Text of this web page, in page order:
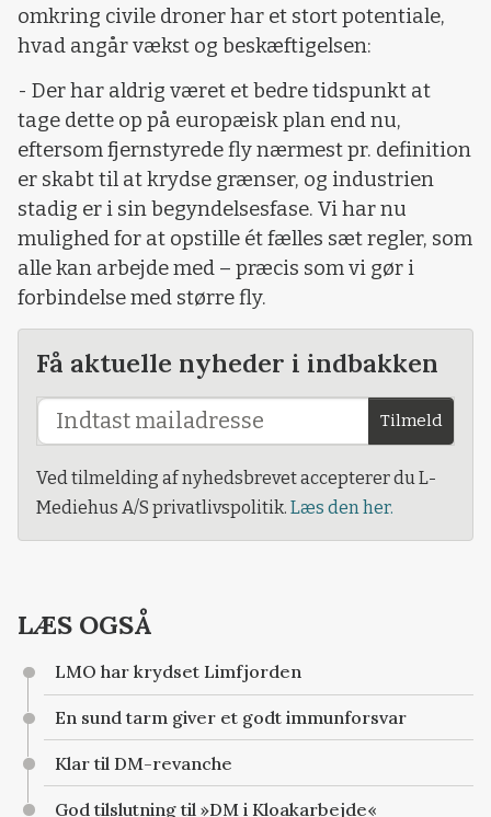
omkring civile droner har et stort potentiale,
hvad angår vækst og beskæftigelsen:
- Der har aldrig været et bedre tidspunkt at
tage dette op på europæisk plan end nu,
eftersom fjernstyrede fly nærmest pr. definition
er skabt til at krydse grænser, og industrien
stadig er i sin begyndelsesfase. Vi har nu
mulighed for at opstille ét fælles sæt regler, som
alle kan arbejde med – præcis som vi gør i
forbindelse med større fly.
Få aktuelle nyheder i indbakken
Tilmeld
Ved tilmelding af nyhedsbrevet accepterer du L-
Mediehus A/S privatlivspolitik. Læs den her.
LÆS OGSÅ
LMO har krydset Limfjorden
En sund tarm giver et godt immunforsvar
Klar til DM-revanche
God tilslutning til »DM i Kloakarbejde«